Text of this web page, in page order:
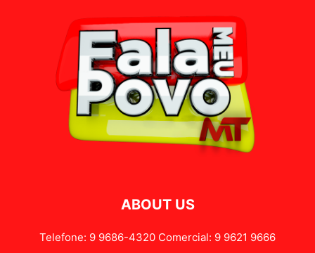
ABOUT US
Telefone: 9 9686-4320 Comercial: 9 9621 9666